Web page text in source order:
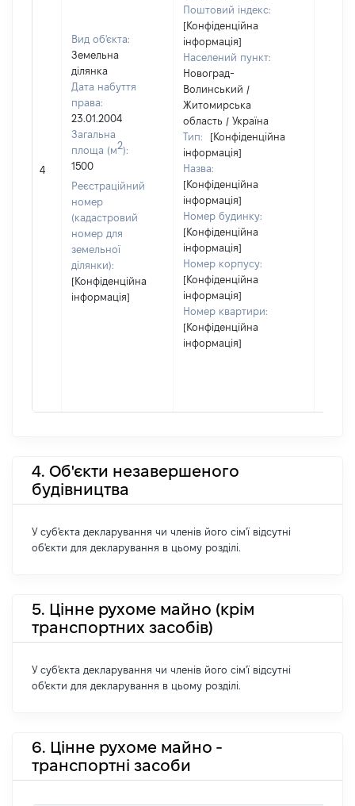
4
Вид об'єкта:
Земельна
ділянка
Дата набуття
права:
23.01.2004
Загальна
площа (м2):
1500
Реєстраційний
номер
(кадастровий
номер для
земельної
ділянки):
[Конфіденційна
інформація]
Поштовий індекс:
[Конфіденційна
інформація]
Населений пункт:
Новоград-
Волинський /
Житомирська
область / Україна
Тип:
[Конфіденційна
інформація]
Назва:
[Конфіденційна
інформація]
Номер будинку:
[Конфіденційна
інформація]
Номер корпусу:
[Конфіденційна
інформація]
Номер квартири:
[Конфіденційна
інформація]
4. Об'єкти незавершеного
будівництва
У суб'єкта декларування чи членів його сім'ї відсутні
об'єкти для декларування в цьому розділі.
5. Цінне рухоме майно (крім
транспортних засобів)
У суб'єкта декларування чи членів його сім'ї відсутні
об'єкти для декларування в цьому розділі.
6. Цінне рухоме майно -
транспортні засоби